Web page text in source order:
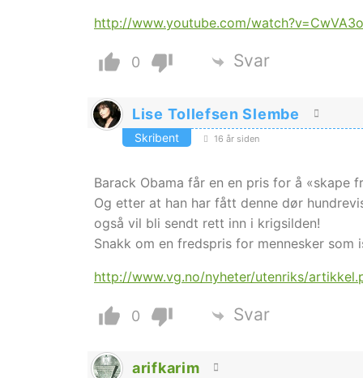
http://www.youtube.com/
0 Svar
Lise Tollefsen Slembe
Skribent 16 år siden
Barack Obama får en en pris for å «skape
Og etter at han har fått denne dør
også vil bli sendt rett inn i krigsilden!
Snakk om en fredspris for mennesker
http://www.vg.no/nyheter/utenriks/
0 Svar
arifkarim